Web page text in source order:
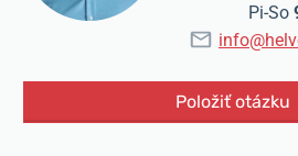
Pi-So
Položiť otázku